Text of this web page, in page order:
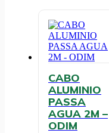
CABO
ALUMINIO
PASSA
AGUA 2M –
ODIM